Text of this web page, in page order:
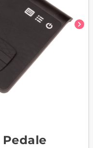
chevron_right